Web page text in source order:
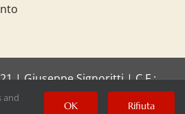
| Giuseppe Signoritti | C.F.:
and
OK Rifiuta